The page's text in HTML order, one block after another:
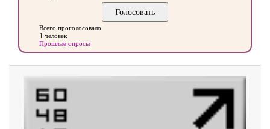
Всего проголосовало
1 человек
Прошлые опросы